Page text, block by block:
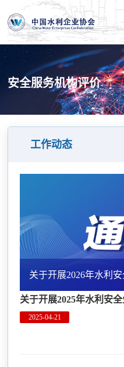
安全服务机构评价
工作动态
2025-04-21